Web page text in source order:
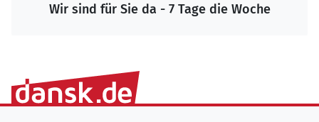
Wir sind für Sie da - 7 Tage die Woche